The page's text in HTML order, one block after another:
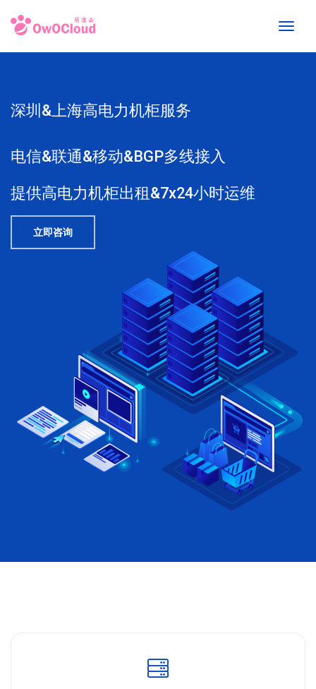
Toggle
深圳&上海高电力机柜服务
电信&联通&移动&BGP多线接入
提供高电力机柜出租&7x24小时运维
立即咨询